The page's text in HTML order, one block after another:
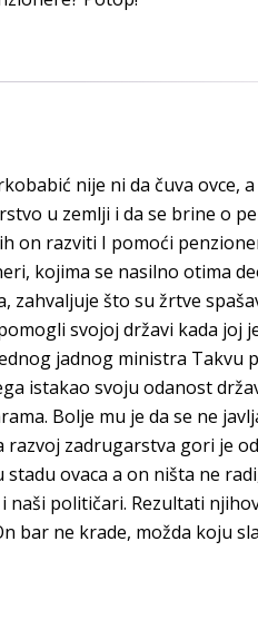
nije ni da čuva ovce,
u zemlji i da se brine o
on razviti I pomoći
kojima se nasilno otima
zahvaljuje što su žrtve
svojoj državi kada joj
jadnog ministra Takvu
istakao svoju odanost
Bolje mu je da se ne
razvoj zadrugarstva gori je
stadu ovaca a on ništa ne
naši političari. Rezultati
bar ne krade, možda koju